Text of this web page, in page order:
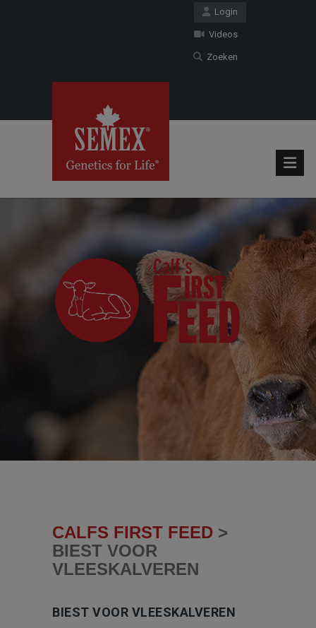
Login
Videos
Zoeken
CALFS FIRST FEED >
BIEST VOOR
VLEESKALVEREN
BIEST VOOR VLEESKALVEREN